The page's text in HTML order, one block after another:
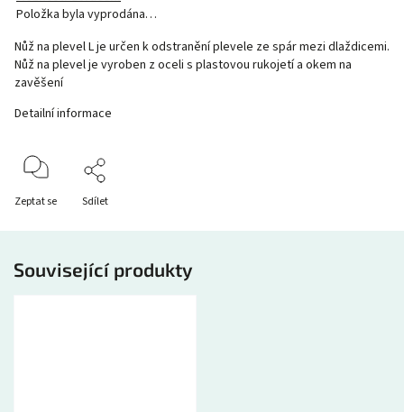
Položka byla vyprodána…
Nůž na plevel L je určen k odstranění plevele ze spár mezi dlaždicemi.
Nůž na plevel je vyroben z oceli s plastovou rukojetí a okem na
zavěšení
Detailní informace
Zeptat se Sdílet
Související produkty